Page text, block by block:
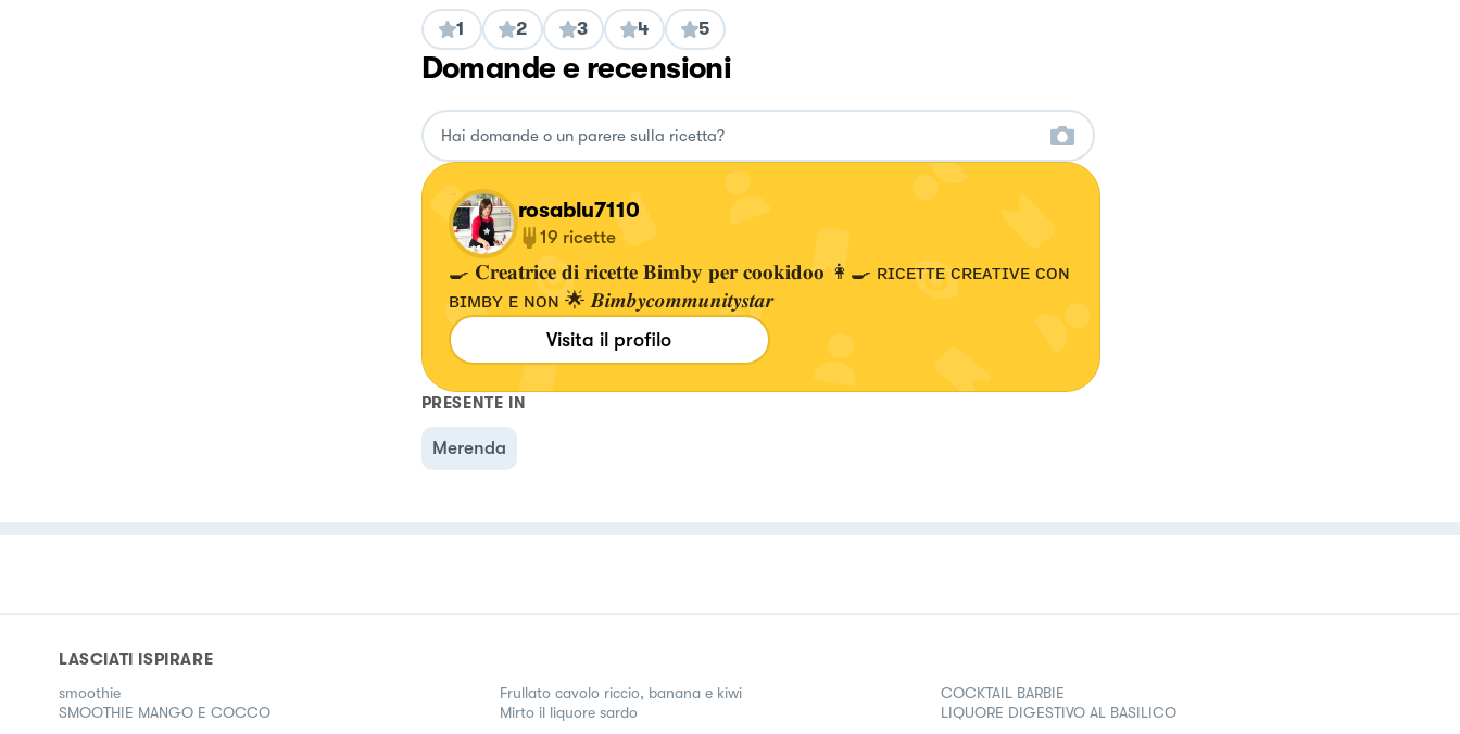
1 2 3 4 5
Domande e recensioni
rosablu7110
19 ricette
🍳 𝐂𝐫𝐞𝐚𝐭𝐫𝐢𝐜𝐞 𝐝𝐢 𝐫𝐢𝐜𝐞𝐭𝐭𝐞 𝐁𝐢𝐦𝐛𝐲 𝐩𝐞𝐫 𝐜𝐨𝐨𝐤𝐢𝐝𝐨𝐨 👩‍🍳 ʀɪᴄᴇᴛᴛᴇ ᴄʀᴇᴀᴛɪᴠᴇ ᴄᴏɴ
ʙɪᴍʙʏ ᴇ ɴᴏɴ 🌟 𝑩𝒊𝒎𝒃𝒚𝒄𝒐𝒎𝒎𝒖𝒏𝒊𝒕𝒚𝒔𝒕𝒂𝒓
Visita il profilo
PRESENTE IN
Merenda
LASCIATI ISPIRARE
smoothie
SMOOTHIE MANGO E COCCO
Frullato cavolo riccio, banana e kiwi
Mirto il liquore sardo
COCKTAIL BARBIE
LIQUORE DIGESTIVO AL BASILICO